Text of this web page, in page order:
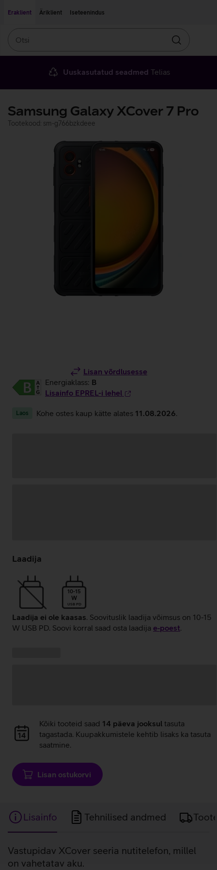
Eraklient
Äriklient Iseteenindus
Otsin
Uuskasutatud seadmed Telias
Samsung Galaxy XCover 7 Pro
Tootekood: sm-g766bzkdeee
Lisan võrdlusesse
Energiaklass: B
Lisainfo EPREL-i lehel
Laos Kohe ostes kaup kätte alates 11.08.2026
laadimine
Laadija
10-15
W
USB PD
Laadija ei ole kaasas. Soovituslik laadija võimsus on 10-15
W USB PD. Soovi korral saad osta laadija e‑poest.
Andmete
laadimine
Kõiki tooteid saad 14 päeva jooksul tasuta
tagastada. Kuupakkumistele kehtib lisaks ka tasuta
saatmine.
Lisan ostukorvi
Lisainfo Tehnilised andmed
Lisainfo
Vastupidav XCover seeria nutitelefon, millel
on vahetatav aku.